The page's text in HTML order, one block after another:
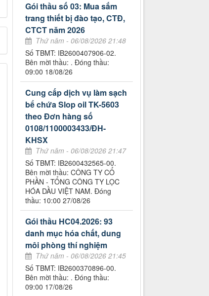
Gói thầu số 03: Mua sắm
trang thiết bị đào tạo, CTĐ,
CTCT năm 2026
Thứ năm - 06/08/2026 21:48
Số TBMT: IB2600407906-02.
Bên mời thầu: . Đóng thầu:
09:00 18/08/26
Cung cấp dịch vụ làm sạch
bể chứa Slop oil TK-5603
theo Đơn hàng số
0108/1100003433/ĐH-
KHSX
Thứ năm - 06/08/2026 21:47
Số TBMT: IB2600432565-00.
Bên mời thầu: CÔNG TY CỔ
PHẦN - TỔNG CÔNG TY LỌC
HÓA DẦU VIỆT NAM. Đóng
thầu: 10:00 27/08/26
Gói thầu HC04.2026: 93
danh mục hóa chất, dung
môi phòng thí nghiệm
Thứ năm - 06/08/2026 21:45
Số TBMT: IB2600370896-00.
Bên mời thầu: . Đóng thầu:
09:00 17/08/26